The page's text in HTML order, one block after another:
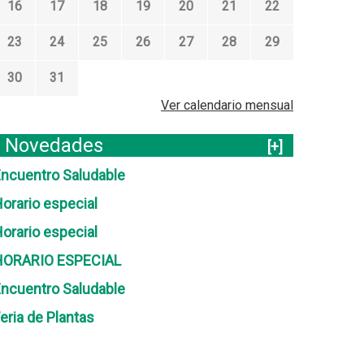
16 17 18 19 20 21 22
23 24 25 26 27 28 29
30
31
Ver calendario mensual
Novedades
[+]
Saludable
especial
especial
ESPECIAL
Saludable
de Plantas